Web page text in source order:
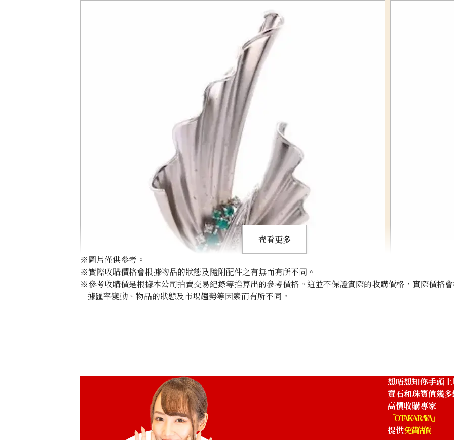
查看更多
※圖片僅供參考。
※實際收購價格會根據物品的狀態及隨附配件之有無而有所不同。
※參考收購價是根據本公司拍賣交易紀錄等推算出的參考價格。這並不保證實際的收購價格，實際價格
據匯率變動、物品的狀態及市場趨勢等因素而有所不同。
想唔想知你手頭
寶石和珠寶值幾
高價收購專家
「OTAKARAYA」
提供免費估價